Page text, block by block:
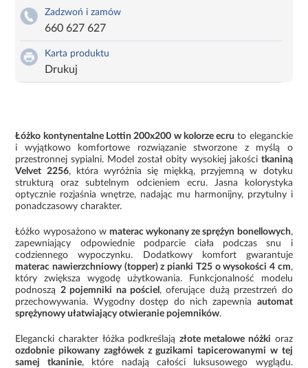
Zadzwoń i zamów
660 627 627
Karta produktu
Drukuj
Łóżko kontynentalne Lottin 200x200 w kolorze ecru to eleganckie
i wyjątkowo komfortowe rozwiązanie stworzone z myślą o
przestronnej sypialni. Model został obity wysokiej jakości tkaniną
Velvet 2256, która wyróżnia się miękką, przyjemną w dotyku
strukturą oraz subtelnym odcieniem ecru. Jasna kolorystyka
optycznie rozjaśnia wnętrze, nadając mu harmonijny, przytulny i
ponadczasowy charakter.
Łóżko wyposażono w materac wykonany ze sprężyn bonellowych,
zapewniający odpowiednie podparcie ciała podczas snu i
codziennego wypoczynku. Dodatkowy komfort gwarantuje
materac nawierzchniowy (topper) z pianki T25 o wysokości 4 cm,
który zwiększa wygodę użytkowania. Funkcjonalność modelu
podnoszą 2 pojemniki na pościel , oferujące dużą przestrzeń do
przechowywania. Wygodny dostęp do nich zapewnia automat
sprężynowy ułatwiający otwieranie pojemników.
Elegancki charakter łóżka podkreślają złote metalowe nóżki oraz
ozdobnie pikowany zagłówek z guzikami tapicerowanymi w tej
samej tkaninie, które nadają całości luksusowego wyglądu.